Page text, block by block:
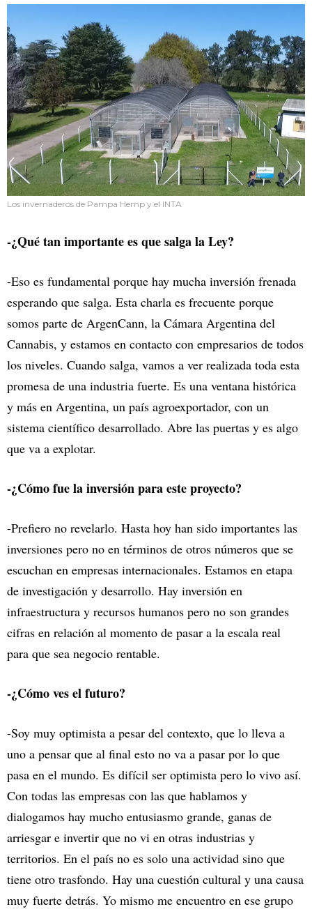
Los invernaderos de Pampa Hemp y el INTA
-¿Qué tan importante es que salga la Ley?
-Eso es fundamental porque hay mucha inversión frenada
esperando que salga. Esta charla es frecuente porque
somos parte de ArgenCann, la Cámara Argentina del
Cannabis, y estamos en contacto con empresarios de todos
los niveles. Cuando salga, vamos a ver realizada toda esta
promesa de una industria fuerte. Es una ventana histórica
y más en Argentina, un país agroexportador, con un
sistema científico desarrollado. Abre las puertas y es algo
que va a explotar.
-¿Cómo fue la inversión para este proyecto?
-Prefiero no revelarlo. Hasta hoy han sido importantes las
inversiones pero no en términos de otros números que se
escuchan en empresas internacionales. Estamos en etapa
de investigación y desarrollo. Hay inversión en
infraestructura y recursos humanos pero no son grandes
cifras en relación al momento de pasar a la escala real
para que sea negocio rentable.
-¿Cómo ves el futuro?
-Soy muy optimista a pesar del contexto, que lo lleva a
uno a pensar que al final esto no va a pasar por lo que
pasa en el mundo. Es difícil ser optimista pero lo vivo así.
Con todas las empresas con las que hablamos y
dialogamos hay mucho entusiasmo grande, ganas de
arriesgar e invertir que no vi en otras industrias y
territorios. En el país no es solo una actividad sino que
tiene otro trasfondo. Hay una cuestión cultural y una causa
muy fuerte detrás. Yo mismo me encuentro en ese grupo